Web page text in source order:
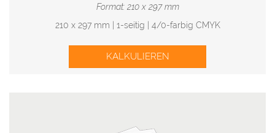
Format: 210 x 297 mm
210 x 297 mm | 1-seitig | 4/0-farbig CMYK
KALKULIEREN